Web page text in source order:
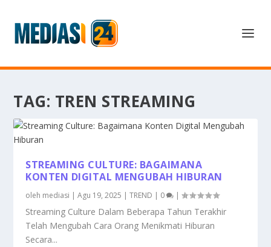
TAG: TREN STREAMING
STREAMING CULTURE: BAGAIMANA
KONTEN DIGITAL MENGUBAH HIBURAN
oleh mediasi |Agu 19, 2025 |TREND | 0 |
Streaming Culture Dalam Beberapa Tahun Terakhir
Telah Mengubah Cara Orang Menikmati Hiburan
Secara...